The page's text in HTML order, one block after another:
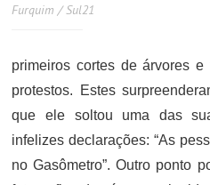
Furquim / Sul21
primeiros cortes de árvores
protestos. Estes
que ele soltou uma das
infelizes declarações: “As
no Gasômetro”. Outro ponto